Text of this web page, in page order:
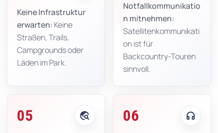
Keine Infrastruktur
erwarten: Keine
Straßen, Trails,
Campgrounds oder
Läden im Park.
Notfallkommunikatio
n mitnehmen:
Satellitenkommunikati
on ist für
Backcountry-Touren
sinnvoll.
05 travel_explore 06 headphones